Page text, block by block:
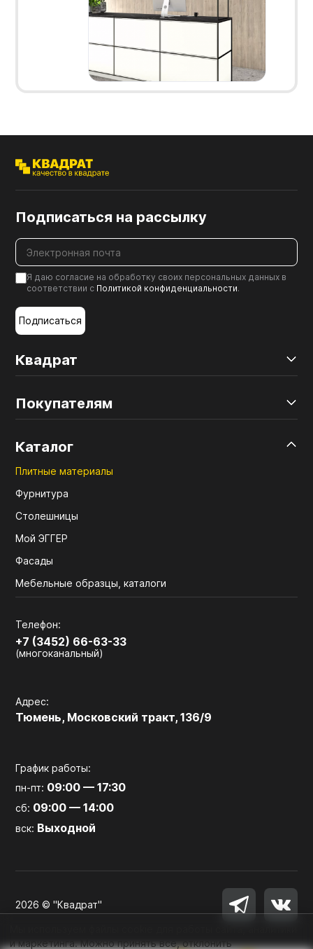
Квадрат
Покупателям
Каталог
Плитные материалы
Фурнитура
Столешницы
Мой ЭГГЕР
Фасады
Мебельные образцы, каталоги
Телефон:
+7 (3452) 66-63-33
(многоканальный)
Адрес:
Тюмень, Московский тракт, 136/9
График работы:
пн-пт: 09:00 — 17:30
сб: 09:00 — 14:00
вск: Выходной
Подписаться на рассылку
Я даю согласие на обработку своих персональных данных в
соответствии с Политикой конфиденциальности.
Подписаться
2026 © "Квадрат"
и маркетинга. Можно принять все, отклонить